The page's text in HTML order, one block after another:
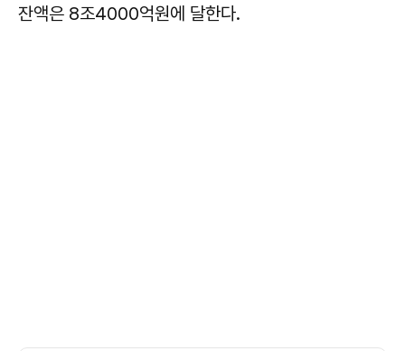
잔액은 8조4000억원에 달한다.